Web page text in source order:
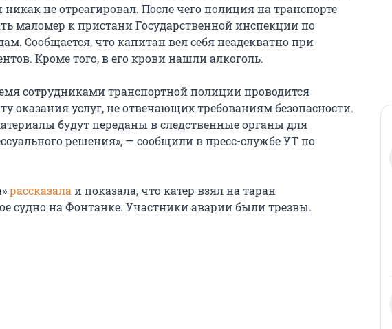
никак не отреагировал. После чего полиция на транспорте
маломер к пристани Государственной инспекции по
Сообщается, что капитан вел себя неадекватно при
Кроме того, в его крови нашли алкоголь.
сотрудниками транспортной полиции проводится
оказания услуг, не отвечающих требованиям безопасности.
будут переданы в следственные органы для
решения», — сообщили в пресс-службе УТ по
рассказала и показала, что катер взял на таран
судно на Фонтанке. Участники аварии были трезвы.